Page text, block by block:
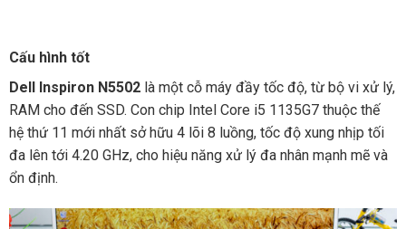
Cấu hình tốt
Dell Inspiron N5502là một cỗ máy đầy tốc độ, từ bộ vi xử lý,
RAM cho đến SSD. Con chip Intel Core i5 1135G7 thuộc thế
hệ thứ 11 mới nhất sở hữu 4 lõi 8 luồng, tốc độ xung nhịp tối
đa lên tới 4.20 GHz, cho hiệu năng xử lý đa nhân mạnh mẽ và
ổn định.